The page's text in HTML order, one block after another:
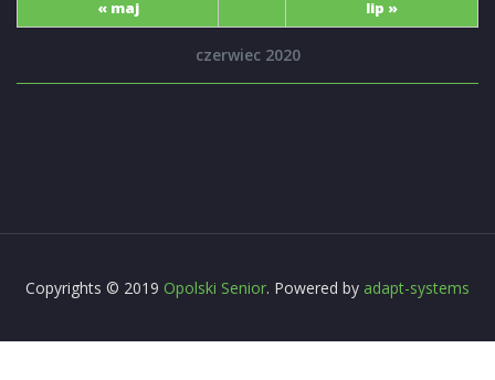
czerwiec 2020
« maj lip »
Copyrights © 2019 Opolski Senior. Powered by adapt-systems